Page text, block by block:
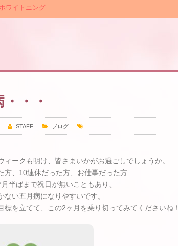
ワイトニング
・・
STAFF ブログ
ィークも明け、皆さまいかがお過ごしでしょうか。
方、10連休だった方、お仕事だった方
半ばまで祝日が無いこともあり、
ない五月病になりやすいです。
標を立てて、この2ヶ月を乗り切ってみてくださいね！